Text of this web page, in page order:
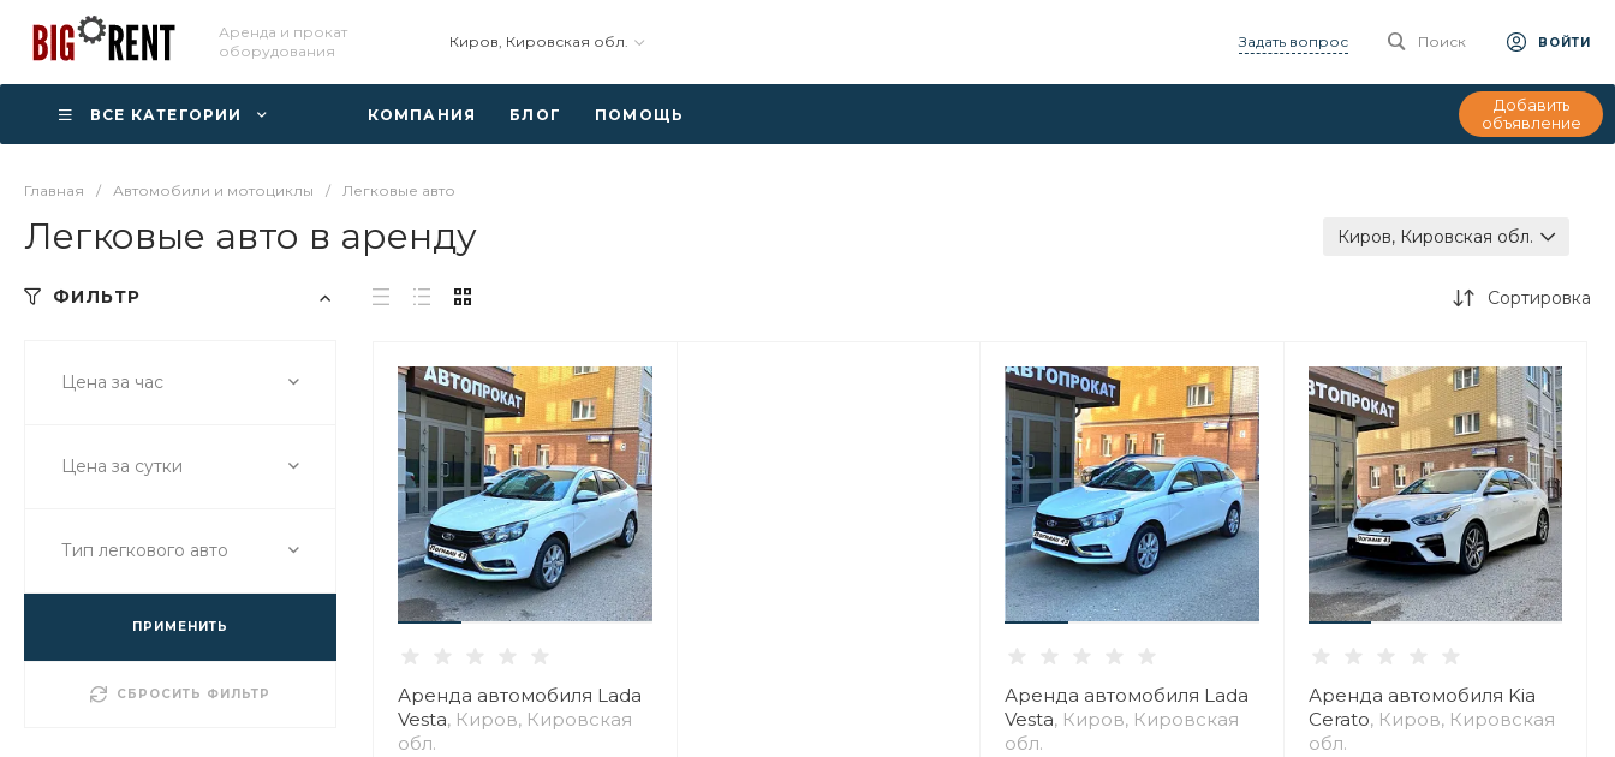
Аренда и прокат
оборудования
Киров, Кировская обл. Задать вопрос Поиск ВОЙТИ
ВСЕ КАТЕГОРИИ КОМПАНИЯ БЛОГ ПОМОЩЬ
Добавить
объявление
Главная / Автомобили и мотоциклы / Легковые авто
Легковые авто в аренду Киров, Кировская обл.
ФИЛЬТР
Цена за час
Цена за сутки
Тип легкового авто
ПРИМЕНИТЬ
СБРОСИТЬ ФИЛЬТР
Сортировка
Аренда автомобиля Lada
Vesta, Киров, Кировская
обл.
Аренда автомобиля Lada
Vesta, Киров, Кировская
обл.
Аренда автомобиля Kia
Cerato, Киров, Кировская
обл.